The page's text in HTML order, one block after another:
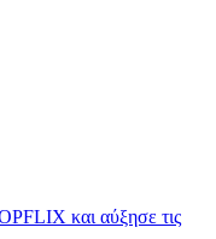
και αύξησε τις